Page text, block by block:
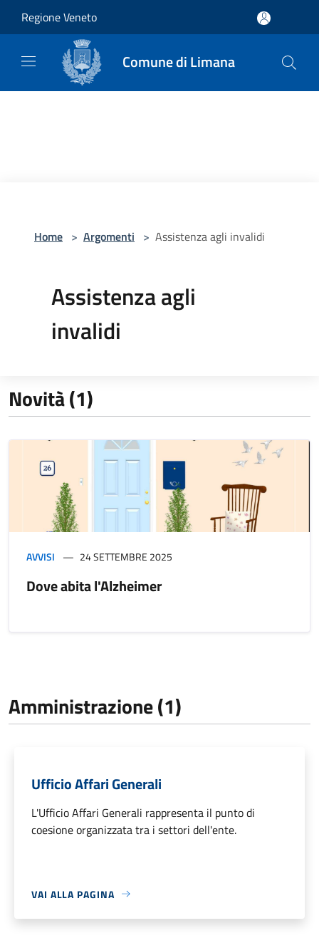
Regione Veneto
Comune di Limana
Home > Argomenti > Assistenza agli invalidi
Assistenza agli
invalidi
Novità (1)
AVVISI 24 SETTEMBRE 2025
Dove abita l'Alzheimer
Amministrazione (1)
Ufficio Affari Generali
L'Ufficio Affari Generali rappresenta il punto di
coesione organizzata tra i settori dell'ente.
VAI ALLA PAGINA